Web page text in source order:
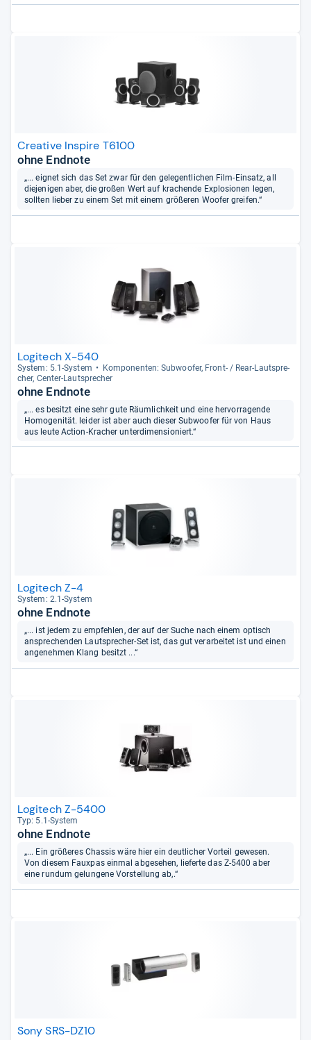
Creative Inspire T6100
ohne Endnote
„... eignet sich das Set zwar für den gelegentlichen Film-Einsatz, all
diejenigen aber, die großen Wert auf krachende Explosionen legen,
sollten lieber zu einem Set mit einem größeren Woofer greifen.“
Logitech X-540
Sys­tem: 5.1-​Sys­tem
Kom­po­nen­ten: Sub­woofer, Front-​ / Rear-​Laut­spre­
cher, Cen­ter-​Laut­spre­cher
ohne Endnote
„... es besitzt eine sehr gute Räumlichkeit und eine hervorragende
Homogenität. leider ist aber auch dieser Subwoofer für von Haus
aus leute Action-Kracher unterdimensioniert.“
Logitech Z-4
Sys­tem: 2.1-​Sys­tem
ohne Endnote
„... ist jedem zu empfehlen, der auf der Suche nach einem optisch
ansprechenden Lautsprecher-Set ist, das gut verarbeitet ist und einen
angenehmen Klang besitzt ...“
Logitech Z-5400
Typ: 5.1-​Sys­tem
ohne Endnote
„... Ein größeres Chassis wäre hier ein deutlicher Vorteil gewesen.
Von diesem Fauxpas einmal abgesehen, lieferte das Z-5400 aber
eine rundum gelungene Vorstellung ab,.“
Sony SRS-DZ10